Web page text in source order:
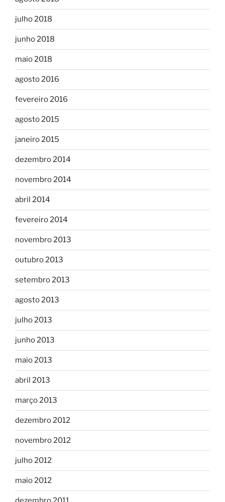
julho 2018
junho 2018
maio 2018
agosto 2016
fevereiro 2016
agosto 2015
janeiro 2015
dezembro 2014
novembro 2014
abril 2014
fevereiro 2014
novembro 2013
outubro 2013
setembro 2013
agosto 2013
julho 2013
junho 2013
maio 2013
abril 2013
março 2013
dezembro 2012
novembro 2012
julho 2012
maio 2012